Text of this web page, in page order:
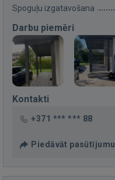
Spoguļu izgatavošana
Darbu piemēri
Kontakti
+371 *** *** 88
Piedāvāt pasūtījumu